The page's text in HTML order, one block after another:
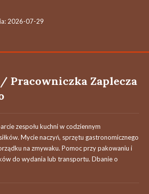
2026-07-29
Pracowniczka Zaplecza
zespołu kuchni w codziennym
Mycie naczyń, sprzętu gastronomicznego
na zmywaku. Pomoc przy pakowaniu i
do wydania lub transportu. Dbanie o